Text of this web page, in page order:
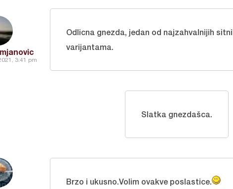
3:41 pm
Odlicna gnezda, jedan od najzahvalnijih
varijantama.
Slatka gnezdašca.
Brzo i ukusno.Volim ovakve poslastice.